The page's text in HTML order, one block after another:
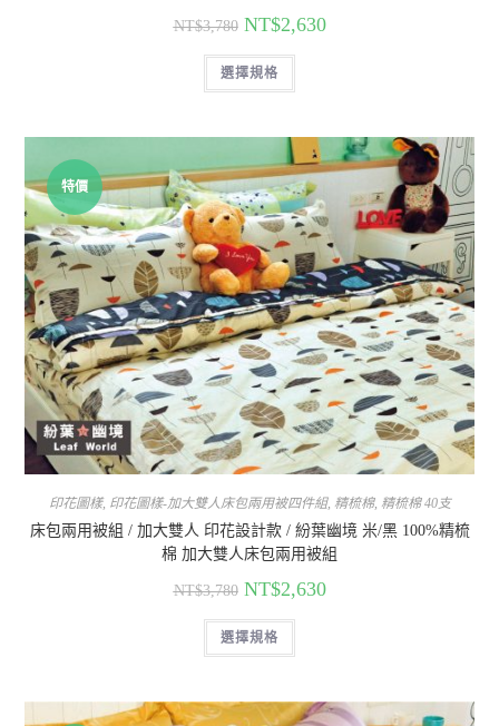
NT$3,780 NT$2,630
選擇規格
特價
印花圖樣, 印花圖樣-加大雙人床包兩用被四件組, 精梳棉, 精梳棉 40支
床包兩用被組 / 加大雙人 印花設計款 / 紛葉幽境 米/黑 100%精梳
棉 加大雙人床包兩用被組
NT$3,780 NT$2,630
選擇規格